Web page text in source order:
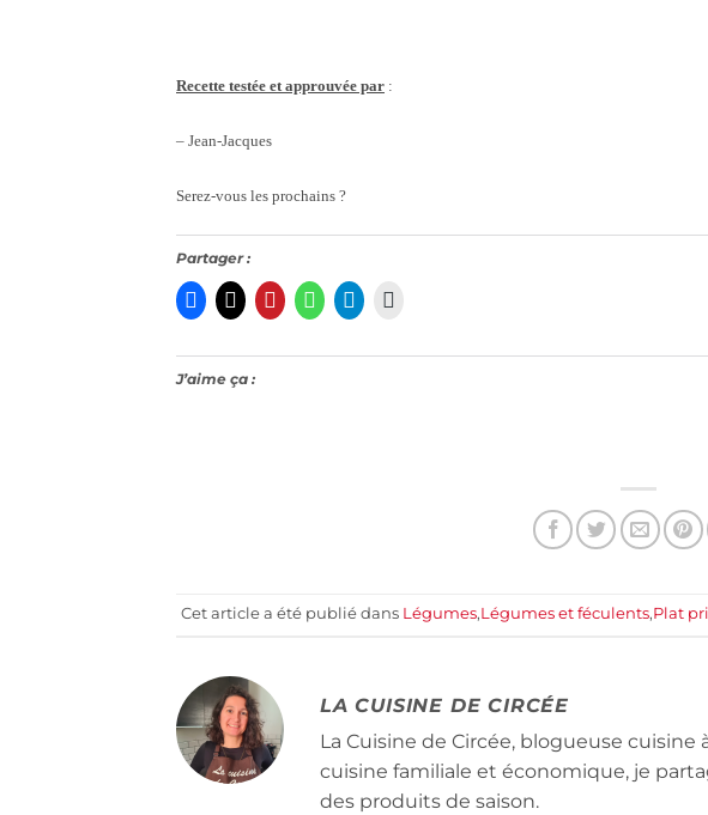
Recette testée et approuvée par :
– Jean-Jacques
Serez-vous les prochains ?
Partager :
J’aime ça :
Cet article a été publié dans Légumes,Légumes et féculents,Plat
LA CUISINE DE CIRCÉE
La Cuisine de Circée, blogueuse
cuisine familiale et économique, je
des produits de saison.